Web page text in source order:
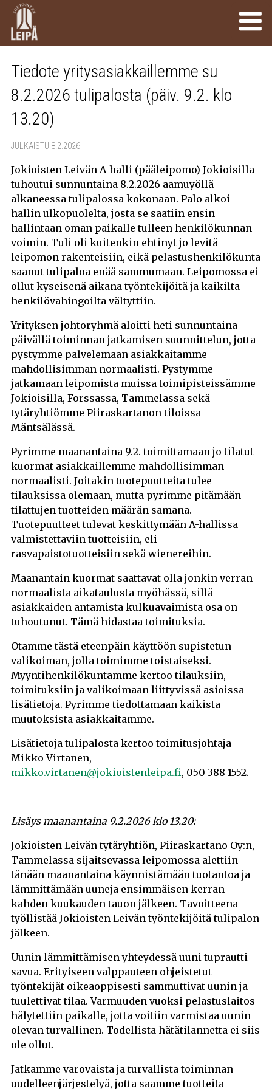
Tiedote yritysasiakkaillemme su
8.2.2026 tulipalosta (päiv. 9.2. klo
13.20)
JULKAISTU 8.2.2026
Jokioisten Leivän A-halli (pääleipomo) Jokioisilla
tuhoutui sunnuntaina 8.2.2026 aamuyöllä
alkaneessa tulipalossa kokonaan. Palo alkoi
hallin ulkopuolelta, josta se saatiin ensin
hallintaan oman paikalle tulleen henkilökunnan
voimin. Tuli oli kuitenkin ehtinyt jo levitä
leipomon rakenteisiin, eikä pelastushenkilökunta
saanut tulipaloa enää sammumaan. Leipomossa ei
ollut kyseisenä aikana työntekijöitä ja kaikilta
henkilövahingoilta vältyttiin.
Yrityksen johtoryhmä aloitti heti sunnuntaina
päivällä toiminnan jatkamisen suunnittelun, jotta
pystymme palvelemaan asiakkaitamme
mahdollisimman normaalisti. Pystymme
jatkamaan leipomista muissa toimipisteissämme
Jokioisilla, Forssassa, Tammelassa sekä
tytäryhtiömme Piiraskartanon tiloissa
Mäntsälässä.
Pyrimme maanantaina 9.2. toimittamaan jo tilatut
kuormat asiakkaillemme mahdollisimman
normaalisti. Joitakin tuotepuutteita tulee
tilauksissa olemaan, mutta pyrimme pitämään
tilattujen tuotteiden määrän samana.
Tuotepuutteet tulevat keskittymään A-hallissa
valmistettaviin tuotteisiin, eli
rasvapaistotuotteisiin sekä wienereihin.
Maanantain kuormat saattavat olla jonkin verran
normaalista aikataulusta myöhässä, sillä
asiakkaiden antamista kulkuavaimista osa on
tuhoutunut. Tämä hidastaa toimituksia.
Otamme tästä eteenpäin käyttöön supistetun
valikoiman, jolla toimimme toistaiseksi.
Myyntihenkilökuntamme kertoo tilauksiin,
toimituksiin ja valikoimaan liittyvissä asioissa
lisätietoja. Pyrimme tiedottamaan kaikista
muutoksista asiakkaitamme.
Lisätietoja tulipalosta kertoo toimitusjohtaja
Mikko Virtanen,
mikko.virtanen@jokioistenleipa.fi, 050 388 1552.
Lisäys maanantaina 9.2.2026 klo 13.20:
Jokioisten Leivän tytäryhtiön, Piiraskartano Oy:n,
Tammelassa sijaitsevassa leipomossa alettiin
tänään maanantaina käynnistämään tuotantoa ja
lämmittämään uuneja ensimmäisen kerran
kahden kuukauden tauon jälkeen. Tavoitteena
työllistää Jokioisten Leivän työntekijöitä tulipalon
jälkeen.
Uunin lämmittämisen yhteydessä uuni tuprautti
savua. Erityiseen valppauteen ohjeistetut
työntekijät oikeaoppisesti sammuttivat uunin ja
tuulettivat tilaa. Varmuuden vuoksi pelastuslaitos
hälytettiin paikalle, jotta voitiin varmistaa uunin
olevan turvallinen. Todellista hätätilannetta ei siis
ole ollut.
Jatkamme varovaista ja turvallista toiminnan
uudelleenjärjestelyä, jotta saamme tuotteita